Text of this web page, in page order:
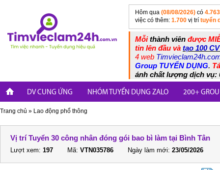
Hôm qua (08/08/2026) có 4.763
việc có thêm: 1.700 vị trí tuyển
Mỗithành viên được
tin lên đầu và tạo 100
4 web
Group TUYỂN DỤNG.
ánh chất lượng dịch vụ:
DV CUNG ỨNG NHÓM TUYỂN DỤNG ZALO 200+
Trang chủ » Lao động phổ thông
Vị trí Tuyển 30 công nhân đóng gói bao bì làm tại Bình Tân
Lượt xem: 197 Mã: VTN035786 Ngày làm mới: 23/05/2026